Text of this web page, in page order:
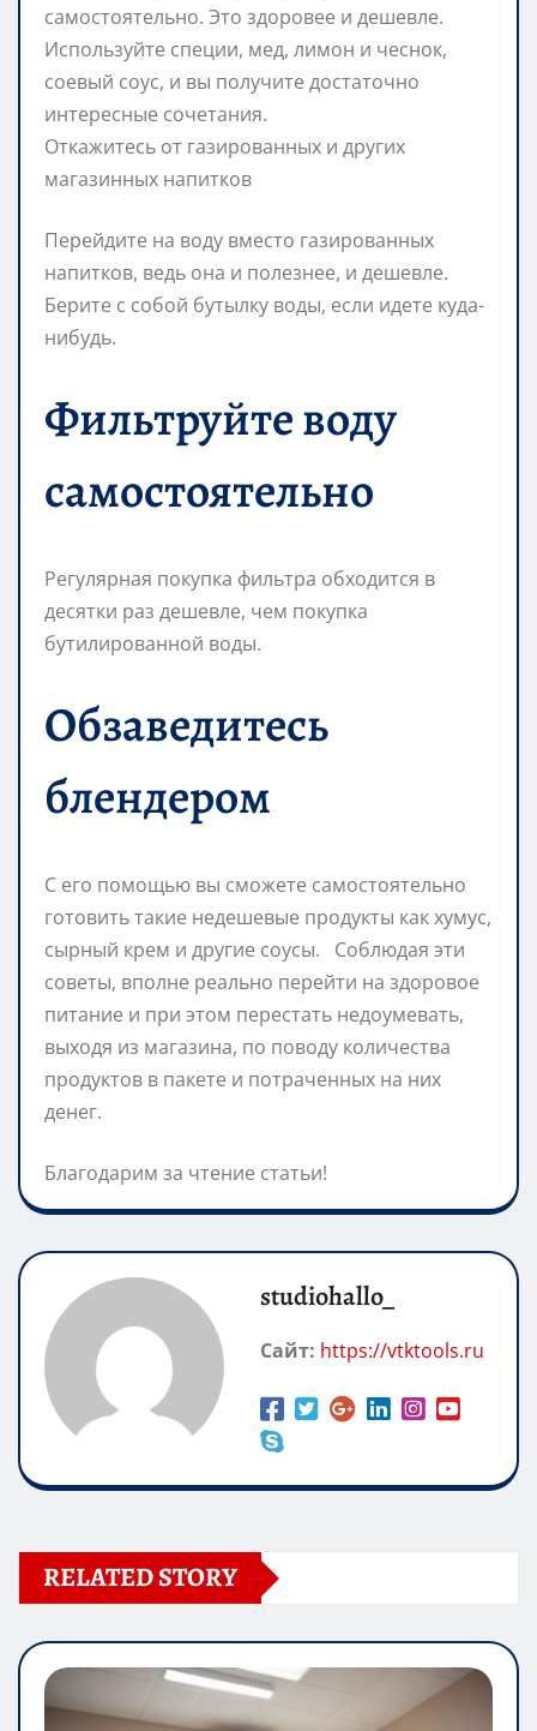
самостоятельно. Это здоровее и дешевле.
Используйте специи, мед, лимон и чеснок,
соевый соус, и вы получите достаточно
интересные сочетания.
Откажитесь от газированных и других
магазинных напитков
Перейдите на воду вместо газированных
напитков, ведь она и полезнее, и дешевле.
Берите с собой бутылку воды, если идете куда-
нибудь.
Фильтруйте воду
самостоятельно
Регулярная покупка фильтра обходится в
десятки раз дешевле, чем покупка
бутилированной воды.
Обзаведитесь
блендером
С его помощью вы сможете самостоятельно
готовить такие недешевые продукты как хумус,
сырный крем и другие соусы. Соблюдая эти
советы, вполне реально перейти на здоровое
питание и при этом перестать недоумевать,
выходя из магазина, по поводу количества
продуктов в пакете и потраченных на них
денег.
Благодарим за чтение статьи!
studiohallo_
Сайт: https://vtktools.ru
RELATED STORY